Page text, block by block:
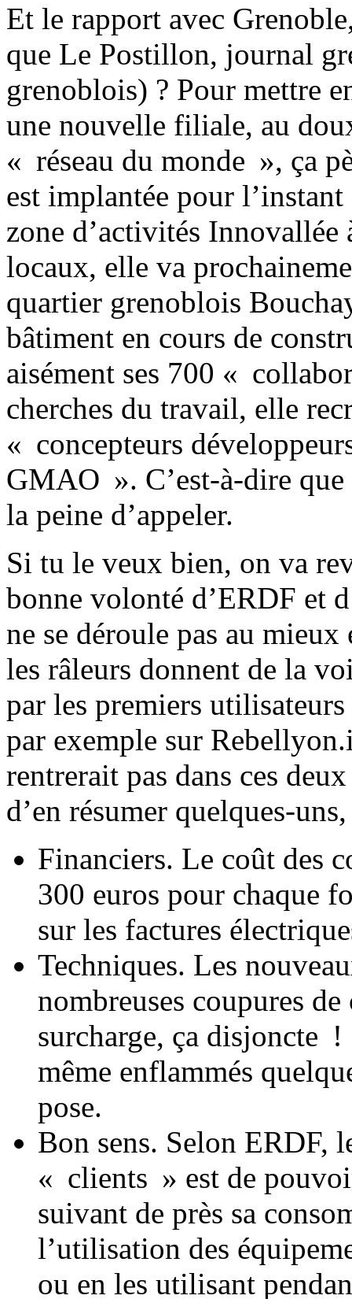
Et le rapport avec
que Le Postillon, journal
grenoblois) ? Pour mettre
une nouvelle filiale, au
« réseau du monde », ça
est implantée pour
zone d’activités Innovallée
locaux, elle va
quartier grenoblois
bâtiment en cours de
aisément ses 700 «
cherches du travail, elle
« concepteurs
GMAO ». C’est-à-dire que
la peine d’appeler.
Si tu le veux bien, on va
bonne volonté d’ERDF et
ne se déroule pas au
les râleurs donnent de la
par les premiers
par exemple sur
rentrerait pas dans ces
d’en résumer quelques-
Financiers. Le coût des
300 euros pour chaque
sur les factures
Techniques. Les
nombreuses coupures
surcharge, ça disjoncte
même enflammés
pose.
Bon sens. Selon ERDF,
« clients » est de
suivant de près sa
l’utilisation des
ou en les utilisant